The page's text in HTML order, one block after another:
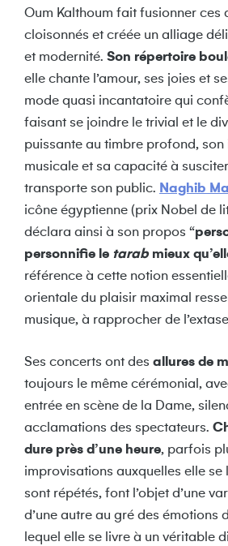
Oum Kalthoum fait fusionner ces
cloisonnés et créée un alliage
et modernité. Son répertoire
elle chante l’amour, ses joies et
mode quasi incantatoire qui
faisant se joindre le trivial et le
puissante au timbre profond, son
musicale et sa capacité à
transporte son public. Naghib
icône égyptienne (prix Nobel de
déclara ainsi à son propos “
personnifie le tarabmieux
référence à cette notion
orientale du plaisir maximal
musique, à rapprocher de
Ses concerts ont des allures de
toujours le même cérémonial,
entrée en scène de la Dame,
acclamations des spectateurs.
dure près d’une heure, parfois
improvisations auxquelles elle se
sont répétés, font l’objet d’une
d’une autre au gré des émotions
lequel elle se livre à un véritable